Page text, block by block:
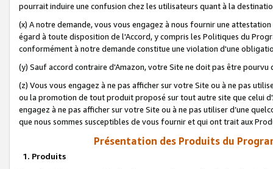
pourrait induire une confusion chez les utilisateurs quant à la
(x) A notre demande, vous vous engagez à nous fournir une
égard à toute disposition de l'Accord, y compris les Politiques du
conformément à notre demande constitue une violation d'une
(y) Sauf accord contraire d'Amazon, votre Site ne doit pas être
(z) Vous vous engagez à ne pas afficher sur votre Site ou à ne pas
ou la promotion de tout produit proposé sur tout autre site que celui
engagez à ne pas afficher sur votre Site ou à ne pas utiliser d’une
que nous sommes susceptibles de vous fournir et qui ont trait aux
Présentation des Produits du
1. Produits